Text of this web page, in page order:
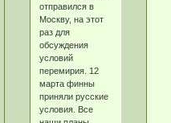
отправился в
Москву, на этот
раз для
обсуждения
условий
перемирия. 12
марта финны
приняли русские
условия. Все